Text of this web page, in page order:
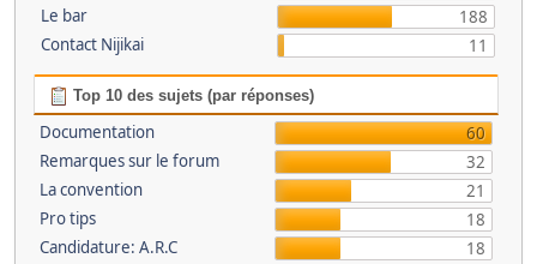
Le bar
188
Contact Nijikai
11
Top 10 des sujets (par réponses)
Documentation
60
Remarques sur le forum
32
La convention
21
Pro tips
18
Candidature: A.R.C
18